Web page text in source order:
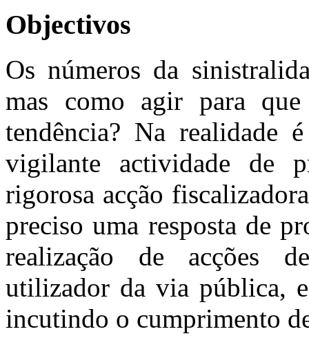
Objectivos
Os números da
mas como agir para
tendência? Na realidade
vigilante actividade de
rigorosa acção
preciso uma resposta de
realização de acções
utilizador da via pública,
incutindo o cumprimento